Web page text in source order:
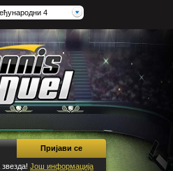
4
Пријави се
Још информација